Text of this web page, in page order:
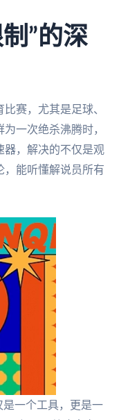
”的深
赛，尤其是足球、
一次绝杀沸腾时，
器，解决的不仅是观
，能听懂解说员所有
一个工具，更是一